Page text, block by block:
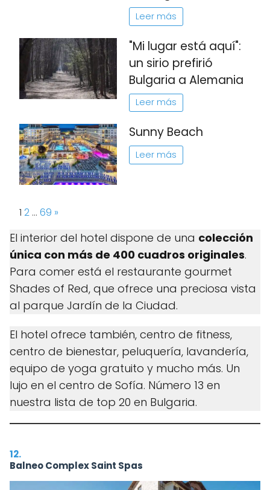
Leer más
"Mi lugar está aquí":
un sirio prefirió
Bulgaria a Alemania
Leer más
Sunny Beach
Leer más
Page:
1 2 … 69 Next
»
El interior del hotel dispone de una colección
única con más de 400 cuadros originales.
Para comer está el restaurante gourmet
Shades of Red, que ofrece una preciosa vista
al parque Jardín de la Ciudad.
El hotel ofrece también, centro de fitness,
centro de bienestar, peluquería, lavandería,
equipo de yoga gratuito y mucho más. Un
lujo en el centro de Sofía. Número 13 en
nuestra lista de top 20 en Bulgaria.
12.
Balneo Complex Saint Spas